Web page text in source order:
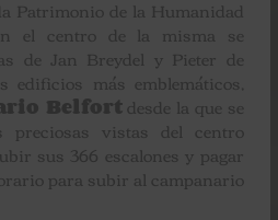
Patrimonio de la Humanidad
el centro de la misma se
de Jan Breydel y Pieter de
más emblemáticos,
Belfortdesde la que se
preciosas vistas del centro
sus 366 escalones y pagar
para subir al campanario